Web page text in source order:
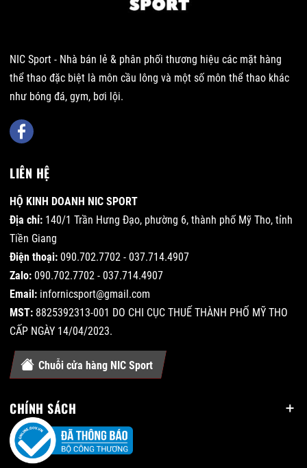
NIC Sport - Nhà bán lẻ & phân phối thương hiệu các mặt hàng
thể thao đặc biệt là môn cầu lông và một số môn thể thao khác
như bóng đá, gym, bơi lội.
LIÊN HỆ
HỘ KINH DOANH NIC SPORT
Địa chỉ: 140/1 Trần Hưng Đạo, phường 6, thành phố Mỹ Tho, tỉnh
Tiền Giang
Điện thoại: 090.702.7702 - 037.714.4907
Zalo: 090.702.7702 - 037.714.4907
Email: infornicsport@gmail.com
MST: 8825392313-001 DO CHI CỤC THUẾ THÀNH PHỐ MỸ THO
CẤP NGÀY 14/04/2023.
Chuỗi cửa hàng NIC Sport
CHÍNH SÁCH